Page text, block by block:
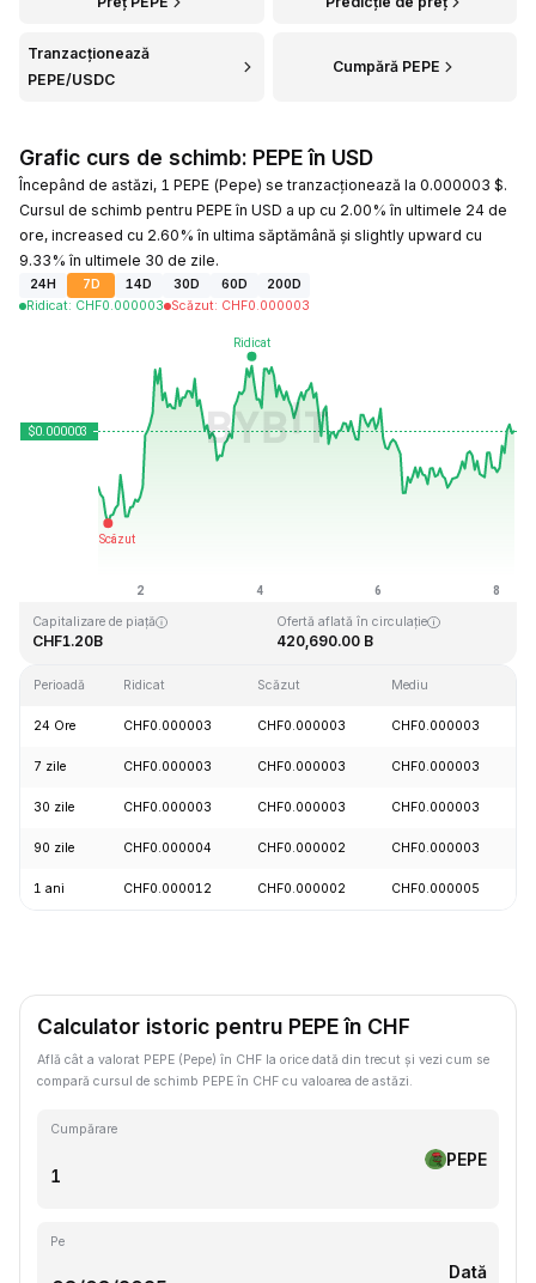
Tranzacționează
PEPE/USDC
Cumpără PEPE
Grafic curs de schimb: PEPE în USD
Începând de astăzi, 1 PEPE (Pepe) se tranzacționează la 0.000003 $.
Cursul de schimb pentru PEPE în USD a up cu 2.00% în ultimele 24 de
ore, increased cu 2.60% în ultima săptămână și slightly upward cu
9.33% în ultimele 30 de zile.
24H 7D 14D 30D 60D
200D
Ridicat: CHF0.000003 Scăzut: CHF0.000003
Ultima actualizare: 2026-08-08, 06:34 GMT+0
CHF0.000000
Capitalizare de piață
CHF1.20B
Ofertă aflată în circulație
420,690.00 B
Perioadă Ridicat Scăzut Mediu
24 Ore CHF0.000003 CHF0.000003 CHF0.000003
7 zile CHF0.000003 CHF0.000003 CHF0.000003
30 zile CHF0.000003 CHF0.000003 CHF0.000003
90 zile CHF0.000004 CHF0.000002 CHF0.000003
1 ani CHF0.000012 CHF0.000002 CHF0.000005
Calculator istoric pentru PEPE în CHF
Află cât a valorat PEPE (Pepe) în CHF la orice dată din trecut și vezi cum se
compară cursul de schimb PEPE în CHF cu valoarea de astăzi.
Cumpărare
PEPE
Pe
Dată